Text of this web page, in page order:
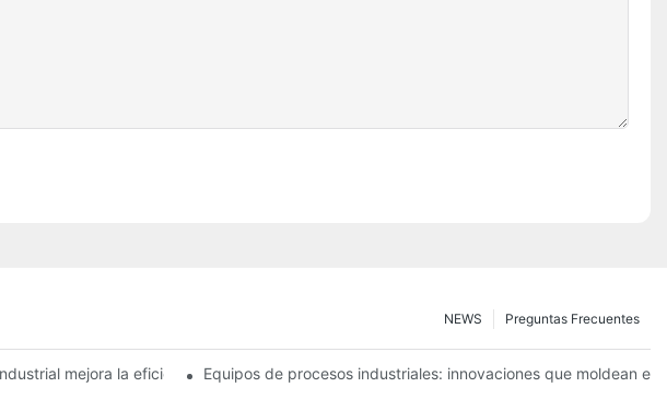
Preguntas Frecuentes
NEWS
mejora la eficiencia operativaEquipos de procesos industriales: innovaciones que moldean el